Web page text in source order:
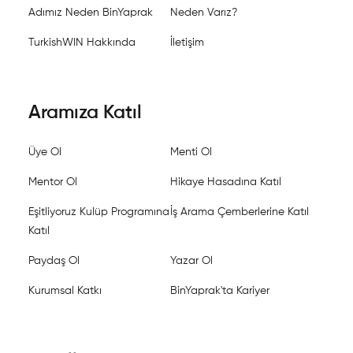
Adımız Neden BinYaprak Neden Varız?
TurkishWIN Hakkında İletişim
Aramıza Katıl
Üye Ol Menti Ol
Mentor Ol Hikaye Hasadına Katıl
Eşitliyoruz Kulüp Programına
Katıl
İş Arama Çemberlerine Katıl
Paydaş Ol Yazar Ol
Kurumsal Katkı BinYaprak'ta Kariyer